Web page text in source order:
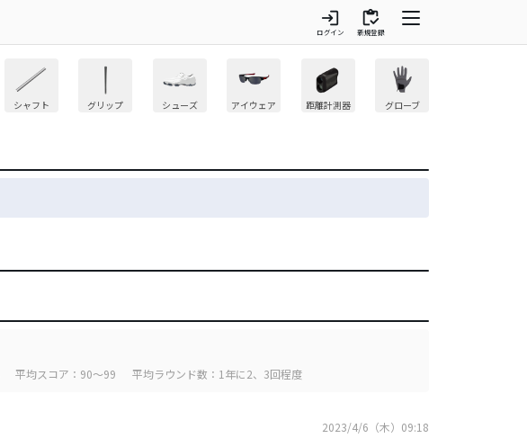
login
ログイン
inventory
新規登録
シャフト グリップ シューズ アイウェア 距離計測器 グローブ
平均スコア：90～99 平均ラウンド数：1年に2、3回程度
2023/4/6（木）09:18